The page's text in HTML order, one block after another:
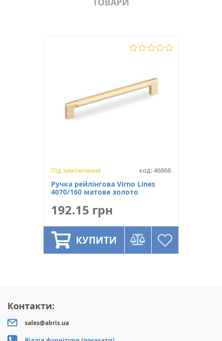
Під замовлення код: 46866
Ручка рейлінгова Virno Lines
4070/160 матове золото
192.15 грн
КУПИТИ
Контакти:
sales@abris.ua